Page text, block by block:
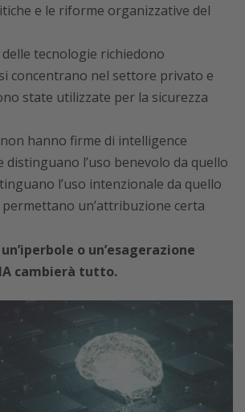
e le riforme organizzative del
tecnologie richiedono
concentrano nel settore privato e
state utilizzate per la sicurezza
hanno firme di intelligence
distinguano l’uso benevolo da quello
l’uso intenzionale da quello
permettano un’attribuzione certa
o un’esagerazione
cambierà tutto.